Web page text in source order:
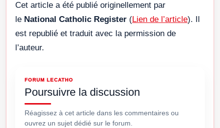
Cet article a été publié originellement par
le National Catholic Register (Lien de l’article). Il
est republié et traduit avec la permission de
l’auteur.
FORUM LECATHO
Poursuivre la discussion
Réagissez à cet article dans les commentaires ou
ouvrez un sujet dédié sur le forum.